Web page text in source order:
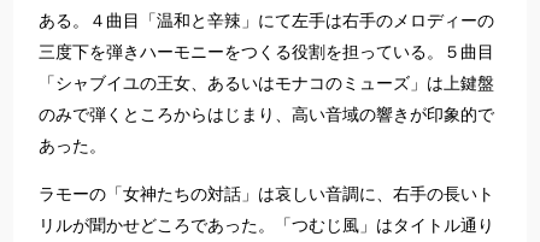
ある。４曲目「温和と辛辣」にて左手は右手のメロディーの
三度下を弾きハーモニーをつくる役割を担っている。５曲目
「シャブイユの王女、あるいはモナコのミューズ」は上鍵盤
のみで弾くところからはじまり、高い音域の響きが印象的で
あった。
ラモーの「女神たちの対話」は哀しい音調に、右手の長いト
リルが聞かせどころであった。「つむじ風」はタイトル通り